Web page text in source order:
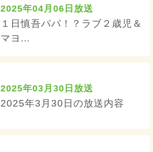
2025年04月06日放送
１日慎吾パパ！？ラブ２歳児＆
マヨ...
2025年03月30日放送
2025年3月30日の放送内容